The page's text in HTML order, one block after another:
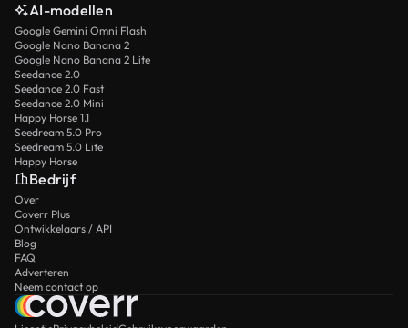
AI-modellen
Google Gemini Omni Flash
Google Nano Banana 2
Google Nano Banana 2 Lite
Seedance 2.0
Seedance 2.0 Fast
Seedance 2.0 Mini
Happy Horse 1.1
Seedream 5.0 Pro
Seedream 5.0 Lite
Happy Horse
Bedrijf
Over
Coverr Plus
Ontwikkelaars / API
Blog
FAQ
Adverteren
Neem contact op